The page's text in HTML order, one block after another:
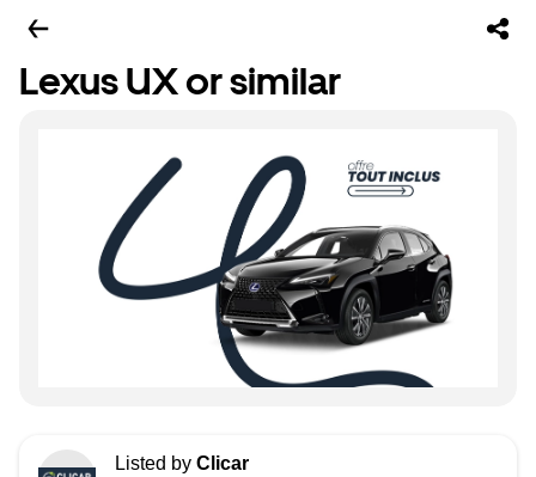
Lexus UX or similar
Listed by Clicar